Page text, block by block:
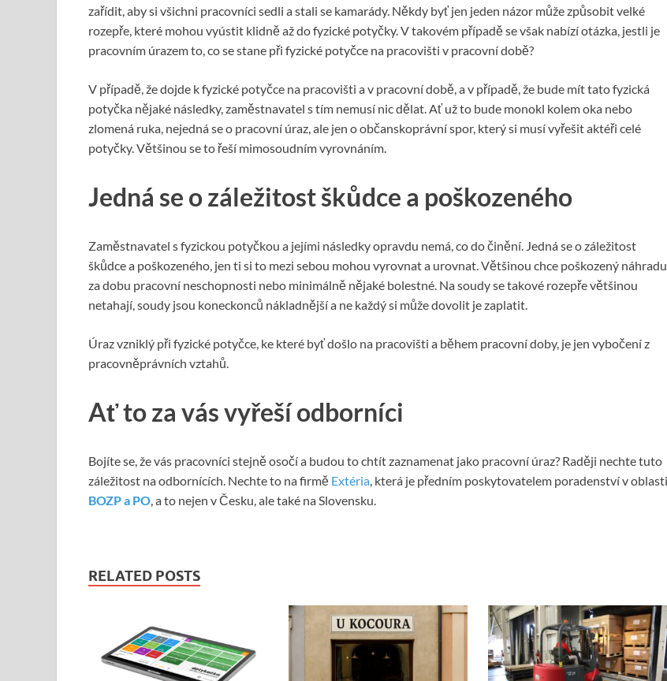
zařídit, aby si všichni pracovníci sedli a stali se kamarády. Někdy byť jen jeden názor může způsobit velké
rozepře, které mohou vyústit klidně až do fyzické potyčky. V takovém případě se však nabízí otázka, jestli je
pracovním úrazem to, co se stane při fyzické potyčce na pracovišti v pracovní době?
V případě, že dojde k fyzické potyčce na pracovišti a v pracovní době, a v případě, že bude mít tato fyzická
potyčka nějaké následky, zaměstnavatel s tím nemusí nic dělat. Ať už to bude monokl kolem oka nebo
zlomená ruka, nejedná se o pracovní úraz, ale jen o občanskoprávní spor, který si musí vyřešit aktéři celé
potyčky. Většinou se to řeší mimosoudním vyrovnáním.
Jedná se o záležitost škůdce a poškozeného
Zaměstnavatel s fyzickou potyčkou a jejími následky opravdu nemá, co do činění. Jedná se o záležitost
škůdce a poškozeného, jen ti si to mezi sebou mohou vyrovnat a urovnat. Většinou chce poškozený náhradu
za dobu pracovní neschopnosti nebo minimálně nějaké bolestné. Na soudy se takové rozepře většinou
netahají, soudy jsou koneckonců nákladnější a ne každý si může dovolit je zaplatit.
Úraz vzniklý při fyzické potyčce, ke které byť došlo na pracovišti a během pracovní doby, je jen vybočení z
pracovněprávních vztahů.
Ať to za vás vyřeší odborníci
Bojíte se, že vás pracovníci stejně osočí a budou to chtít zaznamenat jako pracovní úraz? Raději nechte tuto
záležitost na odbornících. Nechte to na firmě Extéria , která je předním poskytovatelem poradenství v oblasti
BOZP a PO , a to nejen v Česku, ale také na Slovensku.
RELATED POSTS